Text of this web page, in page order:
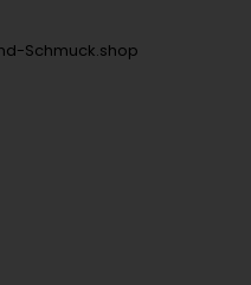
Schmuck.shop